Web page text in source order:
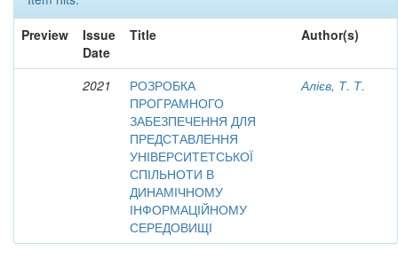
Preview
Issue
Date
Title Author(s)
2021
РОЗРОБКА
ПРОГРАМНОГО
ЗАБЕЗПЕЧЕННЯ ДЛЯ
ПРЕДСТАВЛЕННЯ
УНІВЕРСИТЕТСЬКОЇ
СПІЛЬНОТИ В
ДИНАМІЧНОМУ
ІНФОРМАЦІЙНОМУ
СЕРЕДОВИЩІ
Алієв, Т. Т.